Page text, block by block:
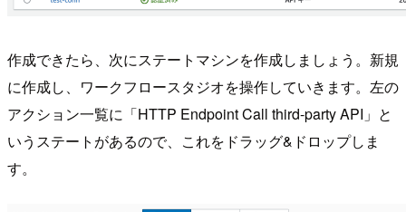
作成できたら、次にステートマシンを作成しましょう。新規
に作成し、ワークフロースタジオを操作していきます。左の
アクション一覧に「HTTP Endpoint Call third-party API」と
いうステートがあるので、これをドラッグ&ドロップしま
す。